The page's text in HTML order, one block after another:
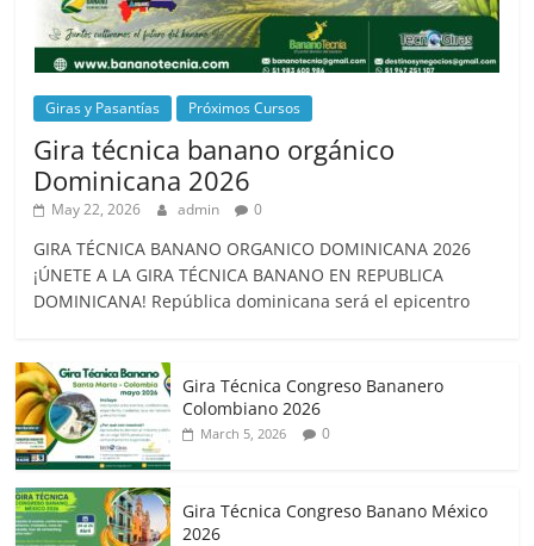
Giras y Pasantías Próximos Cursos
Gira técnica banano orgánico
Dominicana 2026
May 22, 2026 admin 0
GIRA TÉCNICA BANANO ORGANICO DOMINICANA 2026
¡ÚNETE A LA GIRA TÉCNICA BANANO EN REPUBLICA
DOMINICANA! República dominicana será el epicentro
Gira Técnica Congreso Bananero
Colombiano 2026
March 5, 2026 0
Gira Técnica Congreso Banano México
2026